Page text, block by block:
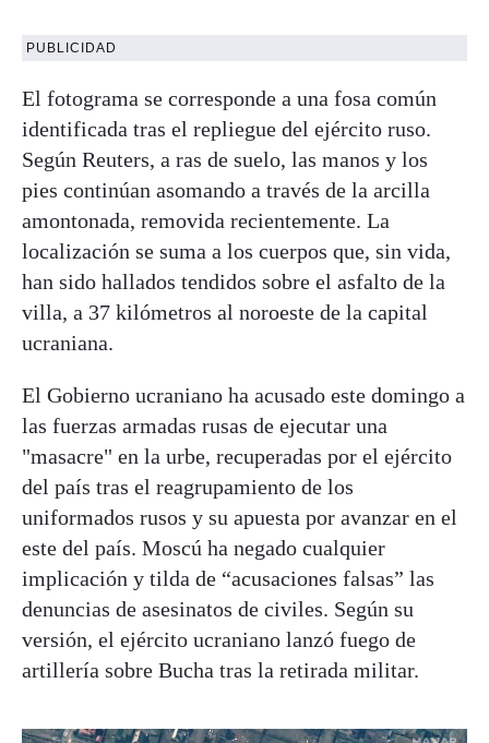
PUBLICIDAD
El fotograma se corresponde a una fosa común
identificada tras el repliegue del ejército ruso.
Según Reuters, a ras de suelo, las manos y los
pies continúan asomando a través de la arcilla
amontonada, removida recientemente. La
localización se suma a los cuerpos que, sin vida,
han sido hallados tendidos sobre el asfalto de la
villa, a 37 kilómetros al noroeste de la capital
ucraniana.
El Gobierno ucraniano ha acusado este domingo a
las fuerzas armadas rusas de ejecutar una
"masacre" en la urbe, recuperadas por el ejército
del país tras el reagrupamiento de los
uniformados rusos y su apuesta por avanzar en el
este del país. Moscú ha negado cualquier
implicación y tilda de “acusaciones falsas” las
denuncias de asesinatos de civiles. Según su
versión, el ejército ucraniano lanzó fuego de
artillería sobre Bucha tras la retirada militar.